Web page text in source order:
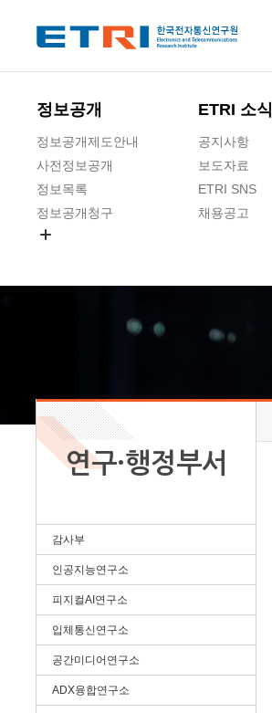
정보공개
정보공개제도안내
사전정보공개
정보목록
정보공개청구
ETRI 소식
공지사항
보도자료
ETRI SNS
채용공고
연구·행정부서
감사부
인공지능연구소
피지컬AI연구소
입체통신연구소
공간미디어연구소
ADX융합연구소